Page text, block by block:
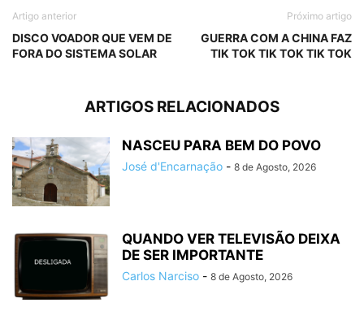
Artigo anterior
DISCO VOADOR QUE VEM DE
FORA DO SISTEMA SOLAR
Próximo artigo
GUERRA COM A CHINA FAZ
TIK TOK TIK TOK TIK TOK
ARTIGOS RELACIONADOS
NASCEU PARA BEM DO POVO
José d'Encarnação - 8 de Agosto, 2026
QUANDO VER TELEVISÃO DEIXA
DE SER IMPORTANTE
Carlos Narciso - 8 de Agosto, 2026